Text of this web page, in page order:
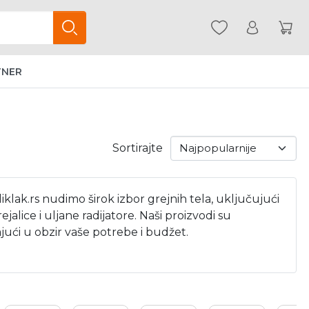
Sortirajte
nudimo širok izbor grejnih tela, uključujući
i uljane radijatore. Naši proizvodi su
u obzir vaše potrebe i budžet.